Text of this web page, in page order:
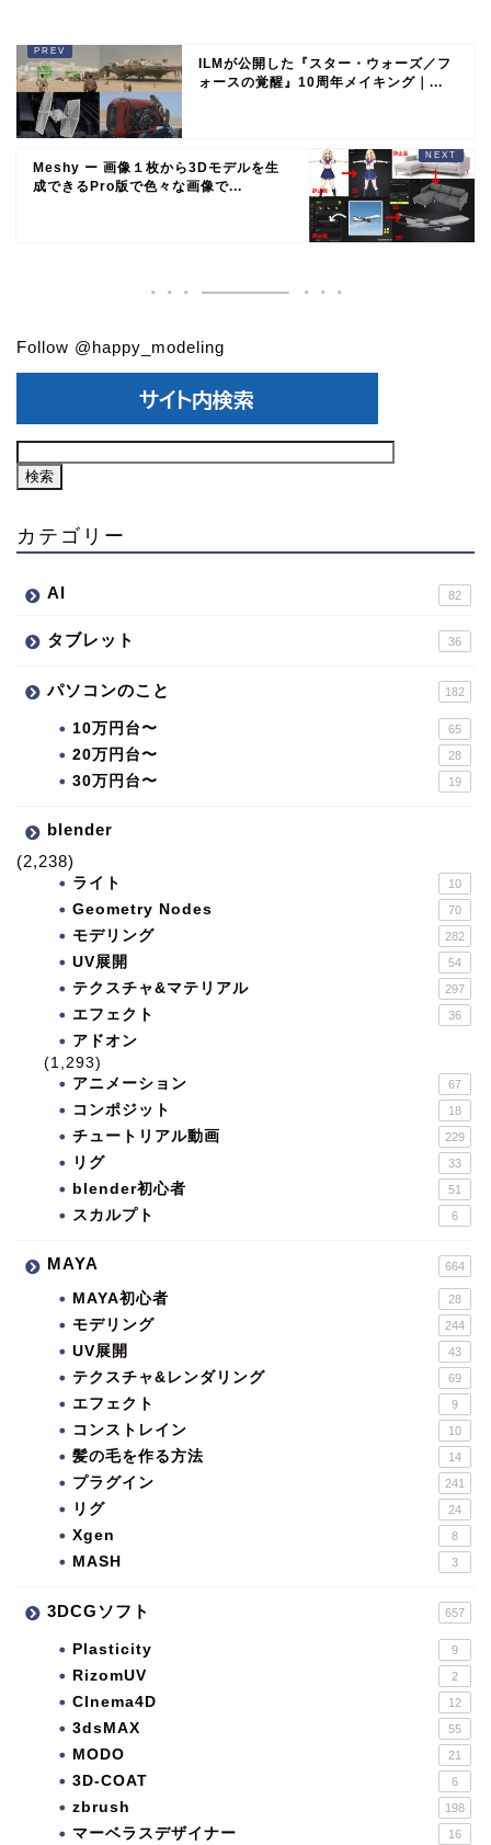
ILMが公開した『スター・ウォーズ／フ
ォースの覚醒』10周年メイキング｜...
Meshy ー 画像１枚から3Dモデルを生
成できるPro版で色々な画像で...
Follow @happy_modeling
カテゴリー
AI 82
タブレット 36
パソコンのこと 182
10万円台〜 65
20万円台〜 28
30万円台〜 19
blender
(2,238)
ライト 10
Geometry Nodes 70
モデリング 282
UV展開 54
テクスチャ&マテリアル 297
エフェクト 36
アドオン
(1,293)
アニメーション
67
コンポジット 18
チュートリアル動画 229
リグ 33
blender初心者 51
スカルプト 6
MAYA 664
MAYA初心者 28
モデリング 244
UV展開 43
テクスチャ&レンダリング 69
エフェクト 9
コンストレイン 10
髪の毛を作る方法 14
プラグイン 241
リグ 24
Xgen 8
MASH 3
3DCGソフト 657
Plasticity 9
RizomUV 2
CInema4D 12
3dsMAX 55
MODO 21
3D-COAT 6
zbrush 198
マーベラスデザイナー 16